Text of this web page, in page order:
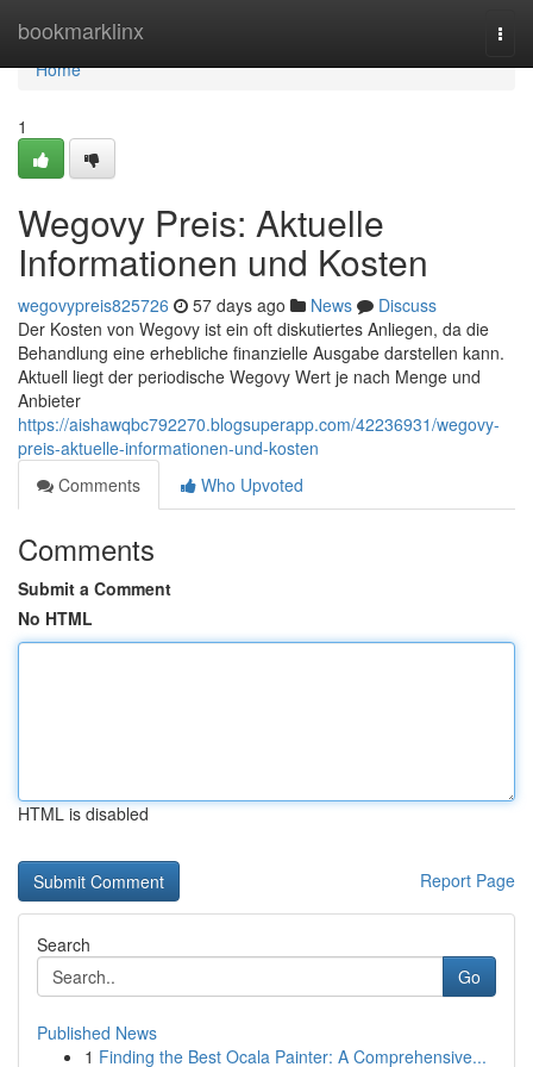
bookmarklinx
Home
Home
1
Wegovy Preis: Aktuelle
Informationen und Kosten
wegovypreis825726 57 days ago News
Discuss
Der Kosten von Wegovy ist ein oft diskutiertes Anliegen, da die
Behandlung eine erhebliche finanzielle Ausgabe darstellen kann.
Aktuell liegt der periodische Wegovy Wert je nach Menge und
Anbieter
https://aishawqbc792270.blogsuperapp.com/42236931/wegovy-
preis-aktuelle-informationen-und-kosten
Comments
Who Upvoted
Comments
Submit a Comment
No HTML
HTML is disabled
Report Page
Search
Go
Published News
1 Finding the Best Ocala Painter: A Comprehensive...